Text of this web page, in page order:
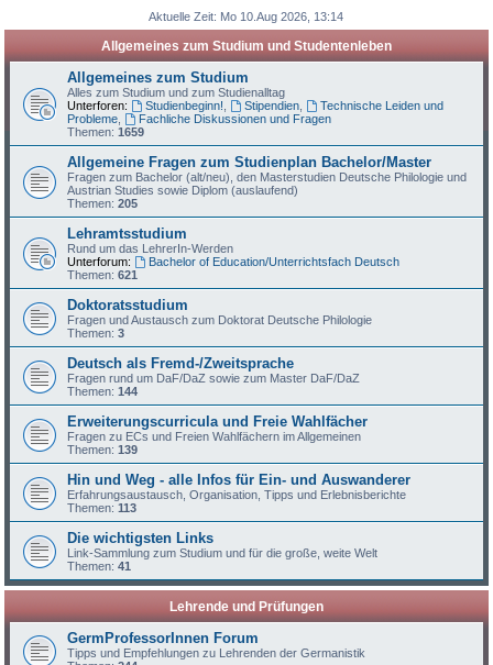
Aktuelle Zeit: Mo 10.Aug 2026, 13:14
Allgemeines zum Studium und Studentenleben
Allgemeines zum Studium
Alles zum Studium und zum Studienalltag
Unterforen:
Studienbeginn! Stipendien
Technische Leiden und
Probleme
Fachliche Diskussionen und Fragen
Themen:1659
Allgemeine Fragen zum Studienplan Bachelor/Master
Fragen zum Bachelor (alt/neu), den Masterstudien Deutsche Philologie und
Austrian Studies sowie Diplom (auslaufend)
Themen:205
Lehramtsstudium
Rund um das LehrerIn-Werden
Unterforum:
Bachelor of Education/Unterrichtsfach Deutsch
Themen:621
Doktoratsstudium
Fragen und Austausch zum Doktorat Deutsche Philologie
Themen:3
Deutsch als Fremd-/Zweitsprache
Fragen rund um DaF/DaZ sowie zum Master DaF/DaZ
Themen:144
Erweiterungscurricula und Freie Wahlfächer
Fragen zu ECs und Freien Wahlfächern im Allgemeinen
Themen:139
Hin und Weg - alle Infos für Ein- und Auswanderer
Erfahrungsaustausch, Organisation, Tipps und Erlebnisberichte
Themen:113
Die wichtigsten Links
Link-Sammlung zum Studium und für die große, weite Welt
Themen:41
Lehrende und Prüfungen
GermProfessorInnen Forum
Tipps und Empfehlungen zu Lehrenden der Germanistik